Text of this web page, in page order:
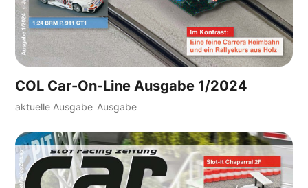
COL Car-On-Line Ausgabe 1/2024
aktuelle Ausgabe Ausgabe